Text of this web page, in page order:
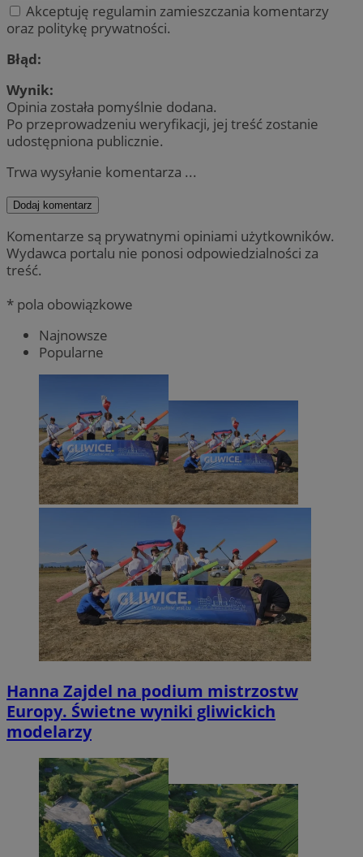
Akceptuję regulamin zamieszczania komentarzy
oraz politykę prywatności.
Błąd:
Wynik:
Opinia została pomyślnie dodana.
Po przeprowadzeniu weryfikacji, jej treść zostanie
udostępniona publicznie.
Trwa wysyłanie komentarza ...
Dodaj komentarz
Komentarze są prywatnymi opiniami użytkowników.
Wydawca portalu nie ponosi odpowiedzialności za
treść.
* pola obowiązkowe
Najnowsze
Popularne
Hanna Zajdel na podium mistrzostw
Europy. Świetne wyniki gliwickich
modelarzy